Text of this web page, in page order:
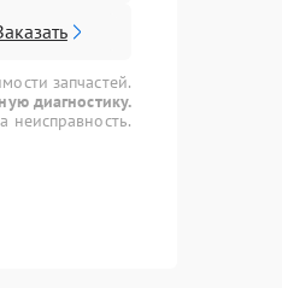
запчастей.
диагностику.
неисправность.